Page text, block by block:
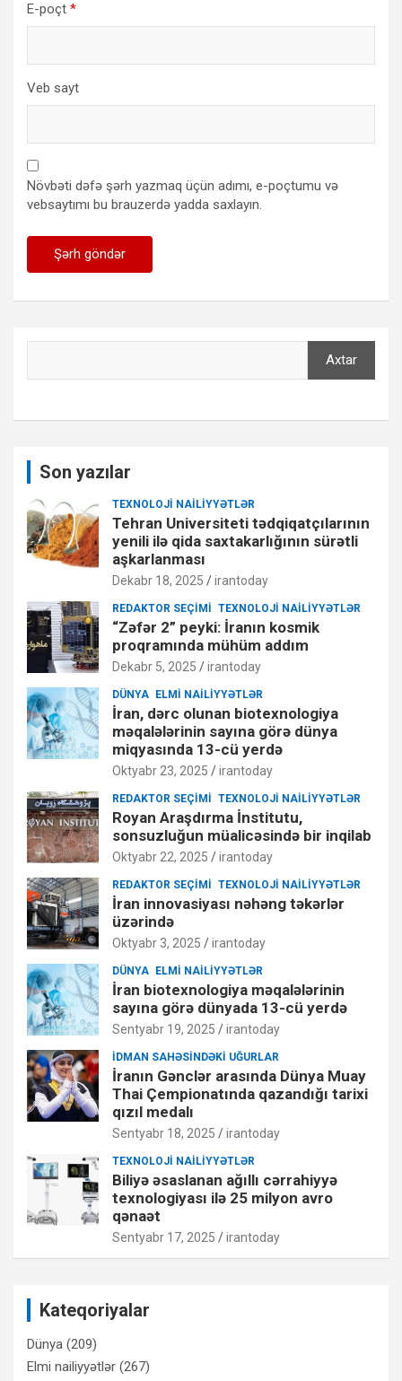
E-poçt *
Veb sayt
Növbəti dəfə şərh yazmaq üçün adımı, e-poçtumu və
vebsaytımı bu brauzerdə yadda saxlayın.
Axtar
Son yazılar
TEXNOLOJI NAILIYYƏTLƏR
Tehran Universiteti tədqiqatçılarının
yenili ilə qida saxtakarlığının sürətli
aşkarlanması
Dekabr 18, 2025 irantoday
REDAKTOR SEÇIMI TEXNOLOJI NAILIYYƏTLƏR
“Zəfər 2” peyki: İranın kosmik
proqramında mühüm addım
Dekabr 5, 2025 irantoday
DÜNYA ELMI NAILIYYƏTLƏR
İran, dərc olunan biotexnologiya
məqalələrinin sayına görə dünya
miqyasında 13-cü yerdə
Oktyabr 23, 2025 irantoday
REDAKTOR SEÇIMI TEXNOLOJI NAILIYYƏTLƏR
Royan Araşdırma İnstitutu,
sonsuzluğun müalicəsində bir inqilab
Oktyabr 22, 2025 irantoday
REDAKTOR SEÇIMI TEXNOLOJI NAILIYYƏTLƏR
İran innovasiyası nəhəng təkərlər
üzərində
Oktyabr 3, 2025 irantoday
DÜNYA ELMI NAILIYYƏTLƏR
İran biotexnologiya məqalələrinin
sayına görə dünyada 13-cü yerdə
Sentyabr 19, 2025 irantoday
İDMAN SAHƏSINDƏKI UĞURLAR
İranın Gənclər arasında Dünya Muay
Thai Çempionatında qazandığı tarixi
qızıl medalı
Sentyabr 18, 2025 irantoday
TEXNOLOJI NAILIYYƏTLƏR
Biliyə əsaslanan ağıllı cərrahiyyə
texnologiyası ilə 25 milyon avro
qənaət
Sentyabr 17, 2025 irantoday
Kateqoriyalar
Dünya (209)
Elmi nailiyyətlər (267)